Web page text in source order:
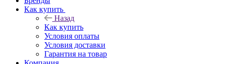
Как купить
Назад
Как купить
Условия оплаты
Условия доставки
Гарантия на товар